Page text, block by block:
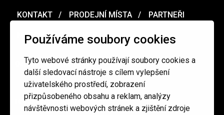
Používáme soubory cookies
Tyto webové stránky používají soubory cookies a
další sledovací nástroje s cílem vylepšení
uživatelského prostředí, zobrazení
přizpůsobeného obsahu a reklam, analýzy
návštěvnosti webových stránek a zjištění zdroje
KONTAKT PRODEJNÍ MÍSTA PARTNEŘI
MERCH VOUCHER
Ochrana osobních údajů / Obchodní podmínky
redakce@cinepur.cz